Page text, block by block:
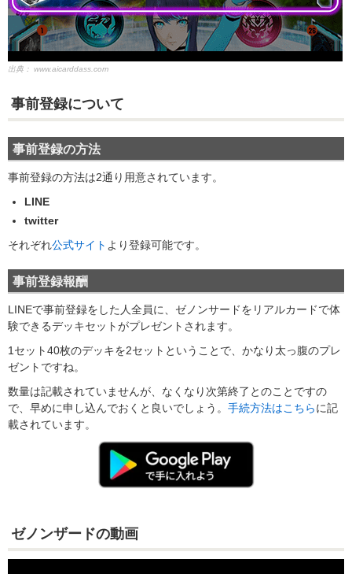
出典： www.aicarddass.com
事前登録について
事前登録の方法
事前登録の方法は2通り用意されています。
LINE
twitter
それぞれ公式サイト より登録可能です。
事前登録報酬
LINEで事前登録をした人全員に、ゼノンサードをリアルカードで体
験できるデッキセットがプレゼントされます。
1セット40枚のデッキを2セットということで、かなり太っ腹のプレ
ゼントですね。
数量は記載されていませんが、なくなり次第終了とのことですの
で、早めに申し込んでおくと良いでしょう。 手続方法はこちらに記
載されています。
ゼノンザードの動画